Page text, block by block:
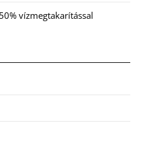
vízmegtakarítással